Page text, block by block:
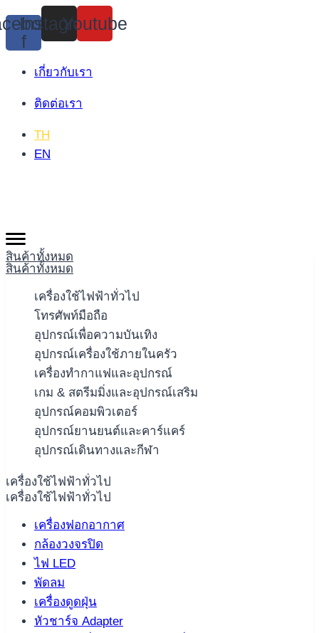
Skip
to
content
f
Instagram
Youtube
เกี่ยวกับเรา
ติดต่อเรา
TH
EN
สินค้าทั้งหมด
สินค้าทั้งหมด
เครื่องใช้ไฟฟ้าทั่วไป
โทรศัพท์มือถือ
อุปกรณ์เพื่อความบันเทิง
อุปกรณ์เครื่องใช้ภายในครัว
เครื่องทำกาแฟและอุปกรณ์
เกม & สตรีมมิ่งและอุปกรณ์เสริม
อุปกรณ์คอมพิวเตอร์
อุปกรณ์ยานยนต์และคาร์แคร์
อุปกรณ์เดินทางและกีฬา
เครื่องใช้ไฟฟ้าทั่วไป
เครื่องใช้ไฟฟ้าทั่วไป
เครื่องฟอกอากาศ
กล้องวงจรปิด
ไฟ LED
พัดลม
เครื่องดูดฝุ่น
หัวชาร์จ Adapter